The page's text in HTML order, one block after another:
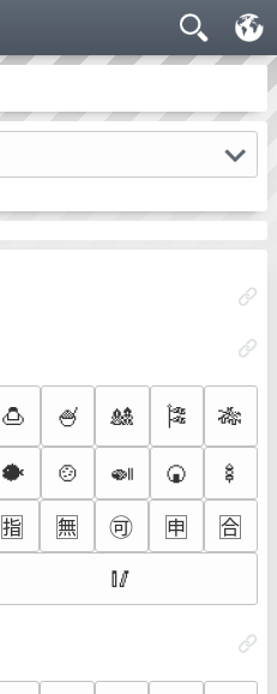
🍮 🍧 🎎 🎏
🎋
🐡 🍲 🍛 🍘
🍢
🈯 🈚 🉑 🈸
🈴
🥢